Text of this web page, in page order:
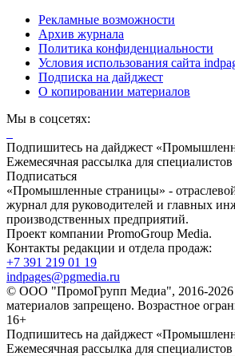
Рекламные возможности
Архив журнала
Политика конфиденциальности
Условия использования сайта
Подписка на дайджест
О копировании материалов
Мы в соцсетях:
Подпишитесь на дайджест
Ежемесячная рассылка для специалистов
Подписаться
«Промышленные страницы» -
журнал для руководителей и главных
производственных предприятий.
Проект компании PromoGroup Media.
Контакты редакции и отдела продаж:
+7 391 219 01 19
indpages@pgmedia.ru
© ООО "ПромоГрупп Медиа", 2016-2026
материалов запрещено. Возрастное
16+
Подпишитесь на дайджест
Ежемесячная рассылка для специалистов